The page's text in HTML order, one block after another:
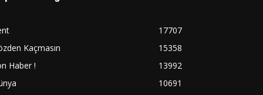
17707
Kaçmasın
15358
Haber !
13992
10691